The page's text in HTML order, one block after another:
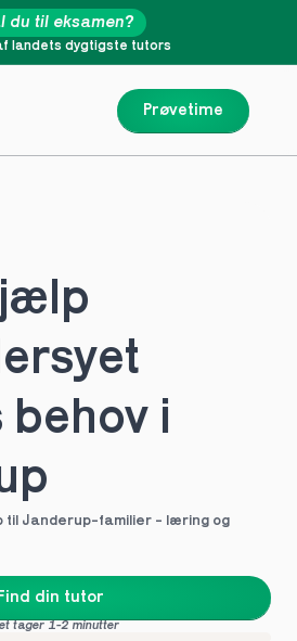
Prøvetime
landets dygtigste tutors
du til eksamen?
behov i
til Janderup-familier - læring og
din tutor
tager 1-2 minutter